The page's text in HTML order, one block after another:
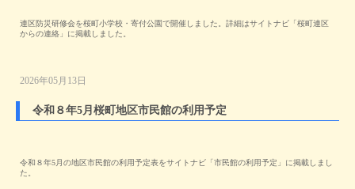
連区防災研修会を桜町小学校・寄付公園で開催しました。詳細はサイトナビ「桜町連区
からの連絡」に掲載しました。
2026年05月13日
令和８年5月桜町地区市民館の利用予定
令和８年5月の地区市民館の利用予定表をサイトナビ「市民館の利用予定」に掲載しまし
た。